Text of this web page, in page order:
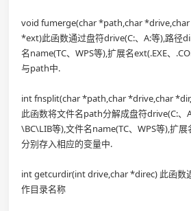
void fumerge(char *path,char
*ext)此函数通过盘符drive(C:、A:等),路径
名name(TC、WPS等),扩展名ext(.EXE、
与path中.
int fnsplit(char *path,char *drive,char
此函数将文件名path分解成盘符drive(C:、
\BC\LIB等),文件名name(TC、WPS等),扩
分别存入相应的变量中.
int getcurdir(int drive,char *direc) 此函数
作目录名称